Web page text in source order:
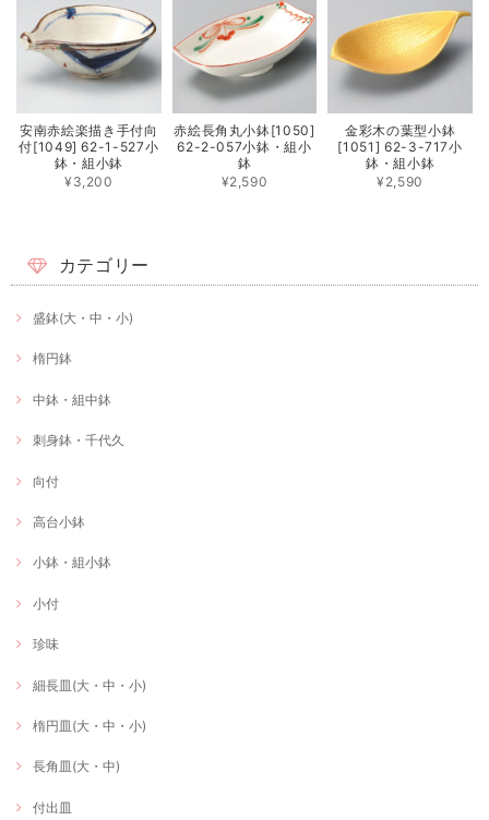
安南赤絵楽描き手付向
付[1049] 62-1-527小
鉢・組小鉢
¥3,200
赤絵長角丸小鉢[1050]
62-2-057小鉢・組小
鉢
¥2,590
金彩木の葉型小鉢
[1051] 62-3-717小
鉢・組小鉢
¥2,590
カテゴリー
盛鉢(大・中・小)
楕円鉢
中鉢・組中鉢
刺身鉢・千代久
向付
高台小鉢
小鉢・組小鉢
小付
珍味
細長皿(大・中・小)
楕円皿(大・中・小)
長角皿(大・中)
付出皿